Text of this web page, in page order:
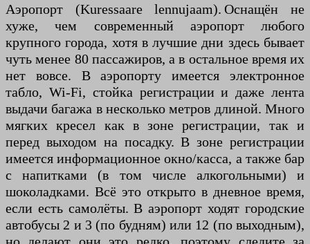
Аэропорт (Kuressaare lennujaam). Оснащён не
хуже, чем современный аэропорт любого
крупного города, хотя в лучшие дни здесь бывает
чуть менее 80 пассажиров, а в остальное время их
нет вовсе. В аэропорту имеется электронное
табло, Wi-Fi, стойка регистрации и даже лента
выдачи багажа в несколько метров длиной. Много
мягких кресел как в зоне регистрации, так и
перед выходом на посадку. В зоне регистрации
имеется информационное окно/касса, а также бар
с напитками (в том числе алкогольными) и
шоколадками. Всё это открыто в дневное время,
если есть самолёты. В аэропорт ходят городские
автобусы 2 и 3 (по будням) или 12 (по выходным),